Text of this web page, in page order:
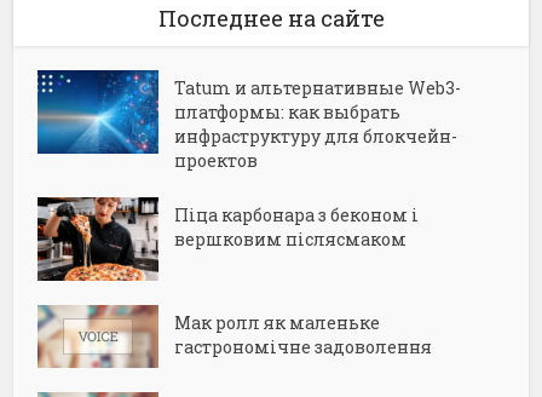
Последнее на сайте
Tatum и альтернативные Web3-
платформы: как выбрать
инфраструктуру для блокчейн-
проектов
Піца карбонара з беконом і
вершковим післясмаком
Мак ролл як маленьке
гастрономічне задоволення